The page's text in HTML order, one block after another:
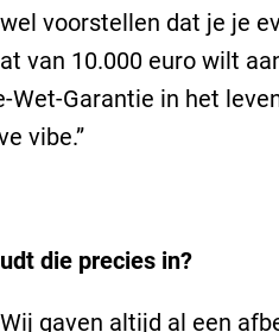
voorstellen dat je je
van 10.000 euro wilt
Wet-Garantie in het
vibe.”
die precies in?
gaven altijd al een